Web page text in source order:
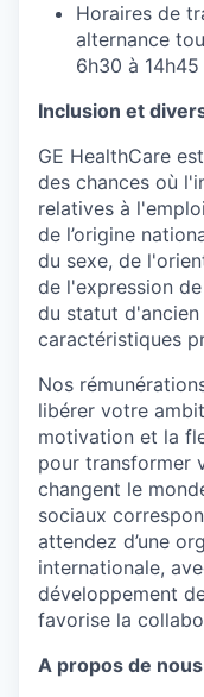
Horaires de
alternance
6h30 à
Inclusion et
GE HealthCare
des chances où
relatives à
de l’origine
du sexe, de
de l'expression
du statut
caractéristiques
Nos
libérer votre
motivation et la
pour transformer
changent le
sociaux
attendez d’une
internationale,
développement
favorise la
A propos de